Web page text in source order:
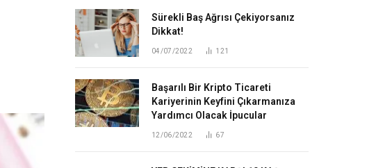
Sürekli Baş Ağrısı Çekiyorsanız
Dikkat!
04/07/2022 121
Başarılı Bir Kripto Ticareti
Kariyerinin Keyfini Çıkarmanıza
Yardımcı Olacak İpucular
12/06/2022 67